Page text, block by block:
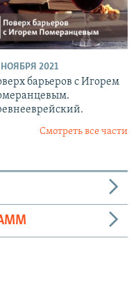
НОЯБРЯ 2021
барьеров с Игорем
Смотреть все части